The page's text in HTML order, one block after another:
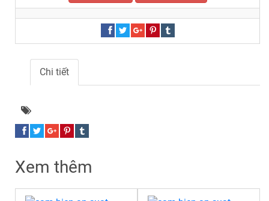
Chi tiết
Xem thêm